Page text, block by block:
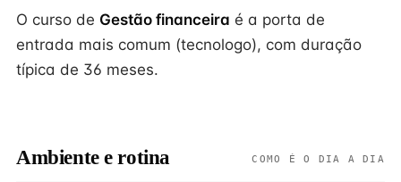
O curso de Gestão financeira é a porta de
entrada mais comum (tecnologo), com duração
típica de 36 meses.
Ambiente e rotina COMO É O DIA A DIA